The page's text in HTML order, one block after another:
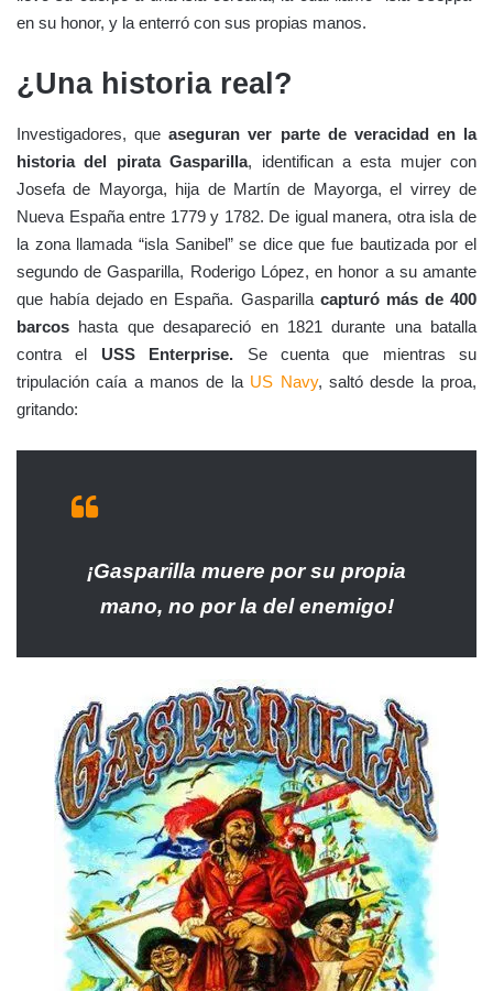
en su honor, y la enterró con sus propias manos.
¿Una historia real?
Investigadores, queaseguran ver parte de veracidad en la
historia del pirata Gasparilla, identifican a esta mujer con
Josefa de Mayorga, hija de Martín de Mayorga, el virrey de
Nueva España entre 1779 y 1782. De igual manera, otra isla de
la zona llamada “isla Sanibel” se dice que fue bautizada por el
segundo de Gasparilla, Roderigo López, en honor a su amante
que había dejado en España. Gasparilla capturó más de 400
barcos hasta que desapareció en 1821 durante una batalla
contra el USS Enterprise. Se cuenta que mientras su
tripulación caía a manos de la US Navy, saltó desde la proa,
gritando:
¡Gasparilla muere por su propia
mano, no por la del enemigo!